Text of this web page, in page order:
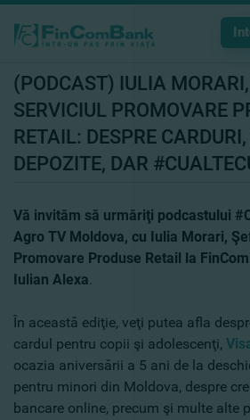
(PODCAST) IULIA
SERVICIUL PROMOVARE
RETAIL: DESPRE
DEPOZITE, DAR
Vă invităm să urmăriţi podcastului
Agro TV Moldova, cu Iulia Morari,
Promovare Produse Retail la
Iulian Alexa.
În această ediţie, veţi putea afla
cardul pentru copii şi adolescenţi,
ocazia aniversării a 5 ani de la
pentru minori din Moldova, despre
bancare online, precum şi multe alte